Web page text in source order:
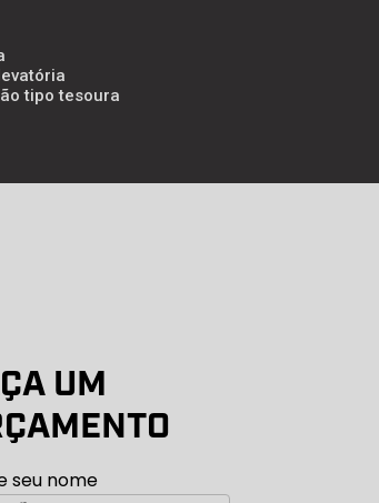
tipo tesoura
UM
seu nome